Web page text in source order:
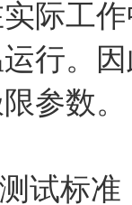
际工
行。
参数。
试标准